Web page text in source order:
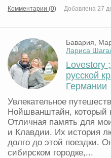
Комментарии (0) Добавлена 27
Бавария,
Лариса
Lovestory
русской
Германии
Увлекательное
Нойшванштайн, который
Отличная память для
и Клавдии. Их история
долго до этой поездки.
сибирском городке,...